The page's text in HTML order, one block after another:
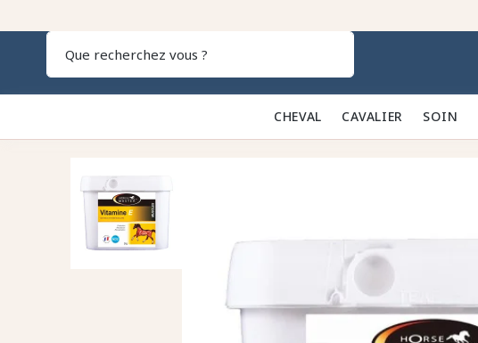
CHEVAL 🐎 CAVALIER 👕 SOIN 🪮